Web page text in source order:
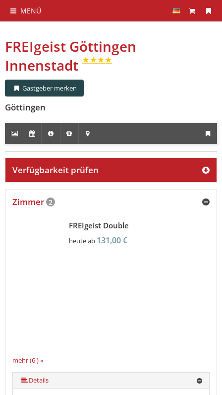
MENÜ
FREIgeist Göttingen
Innenstadt
Gastgeber merken
Göttingen
Verfügbarkeit prüfen
Zimmer 2
mehr (6 ) »
mehr (6 ) »
mehr (6 ) »
FREIgeist Double
heute ab 131,00 €
Details